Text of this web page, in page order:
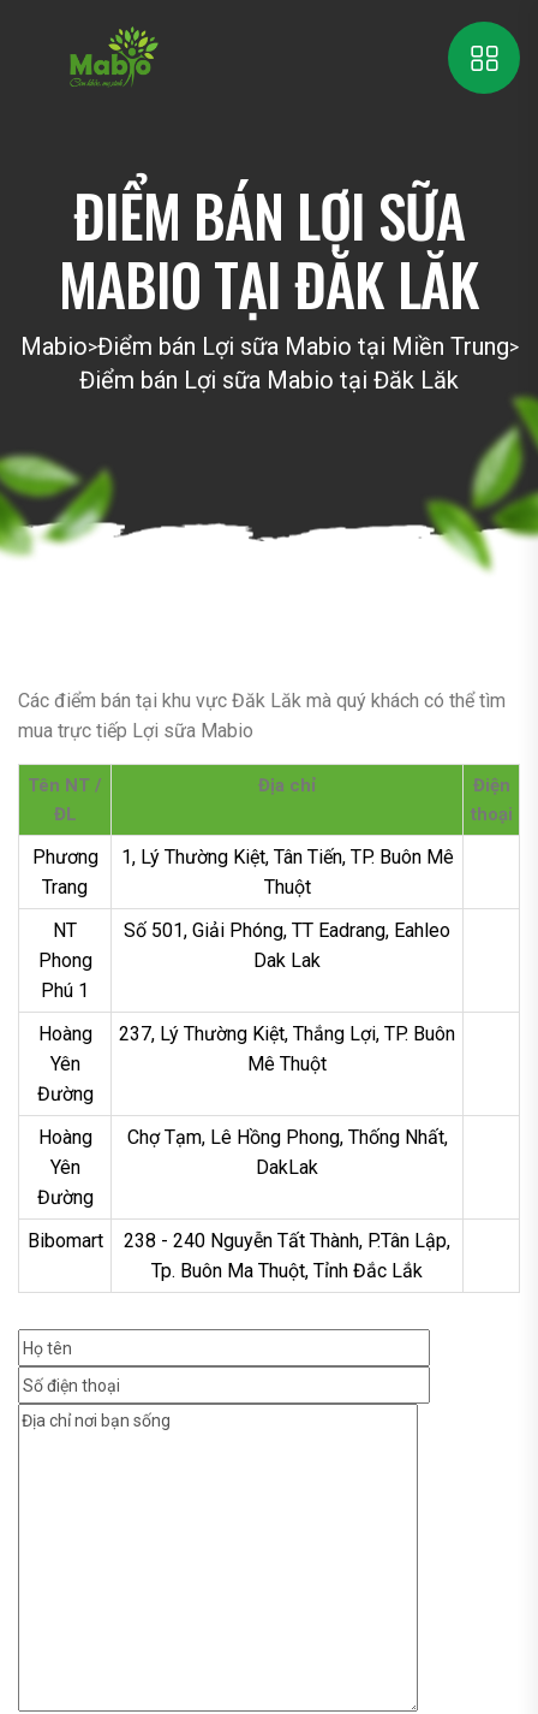
ĐIỂM BÁN LỢI SỮA
MABIO TẠI ĐĂK LĂK
Mabio>Điểm bán Lợi sữa Mabio tại Miền Trung>
Điểm bán Lợi sữa Mabio tại Đăk Lăk
Các điểm bán tại khu vực Đăk Lăk mà quý khách có thể tìm
mua trực tiếp Lợi sữa Mabio
Tên NT /
ĐL
Địa chỉ
Điện
thoại
Phương
Trang
1, Lý Thường Kiệt, Tân Tiến, TP. Buôn Mê
Thuột
NT
Phong
Phú 1
Số 501, Giải Phóng, TT Eadrang, Eahleo
Dak Lak
Hoàng
Yên
Đường
237, Lý Thường Kiệt, Thắng Lợi, TP. Buôn
Mê Thuột
Hoàng
Yên
Đường
Chợ Tạm, Lê Hồng Phong, Thống Nhất,
DakLak
Bibomart
238 - 240 Nguyễn Tất Thành, P.Tân Lập,
Tp. Buôn Ma Thuột, Tỉnh Đắc Lắk